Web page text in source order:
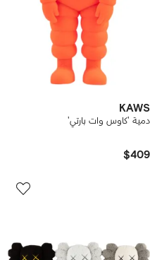
KAWS
دمية 'كاوس وات بارتي'
$409